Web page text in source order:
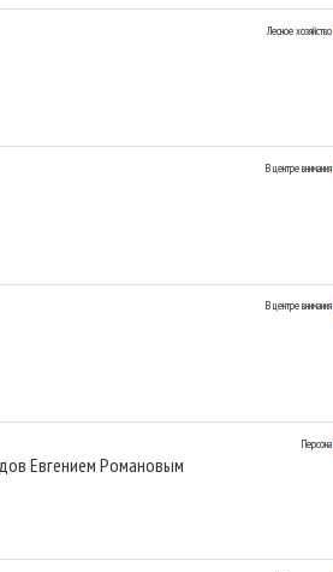
Лесное хозяйство
В центре внимания
В центре внимания
Персона
Евгением Романовым